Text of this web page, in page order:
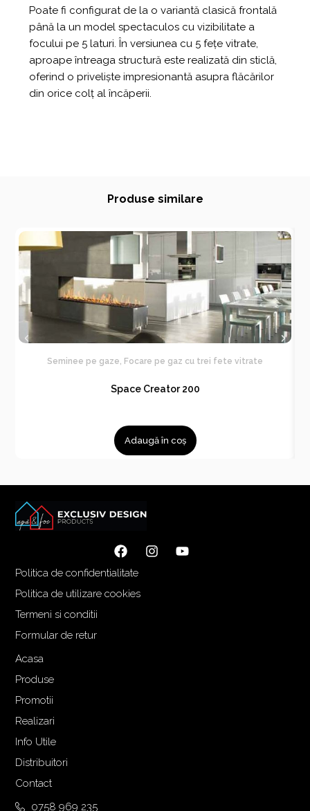
Poate fi configurat de la o variantă clasică frontală
până la un model spectaculos cu vizibilitate a
focului pe 5 laturi. În versiunea cu 5 fețe vitrate,
aproape întreaga structură este realizată din sticlă,
oferind o priveliște impresionantă asupra flăcărilor
din orice colț al încăperii.
Produse similare
Seminee pe gaze Focare pe gaz cu trei fete vitrate
Space Creator 200
Adaugă în coș
Politica de confidentialitate
Politica de utilizare cookies
Termeni si conditii
Formular de retur
Acasa
Produse
Promotii
Realizari
Info Utile
Distribuitori
Contact
0758 969 235